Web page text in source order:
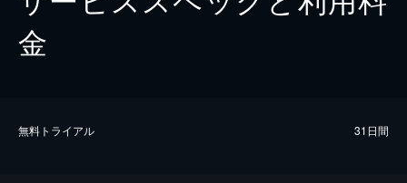
金
無料トライアル 31日間